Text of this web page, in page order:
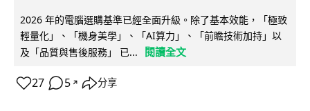
2026 年的電腦選購基準已經全面升級。除了基本效能，「極致
輕量化」、「機身美學」、「AI算力」、「前瞻技術加持」以
及「品質與售後服務」 已...
閱讀全文
27 5 ↗ 分享